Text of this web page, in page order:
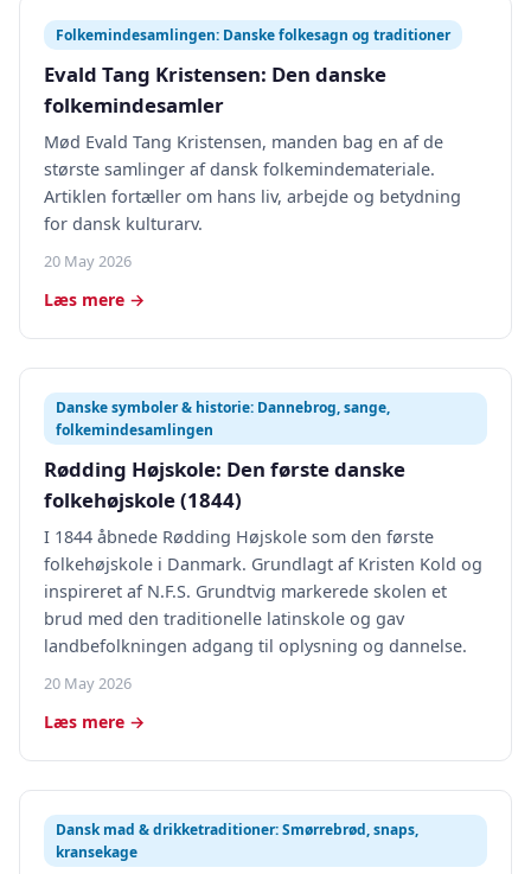
Folkemindesamlingen: Danske folkesagn og traditioner
Evald Tang Kristensen: Den danske
folkemindesamler
Mød Evald Tang Kristensen, manden bag en af de
største samlinger af dansk folkemindemateriale.
Artiklen fortæller om hans liv, arbejde og betydning
for dansk kulturarv.
20 May 2026
Læs mere →
Danske symboler & historie: Dannebrog, sange,
folkemindesamlingen
Rødding Højskole: Den første danske
folkehøjskole (1844)
I 1844 åbnede Rødding Højskole som den første
folkehøjskole i Danmark. Grundlagt af Kristen Kold og
inspireret af N.F.S. Grundtvig markerede skolen et
brud med den traditionelle latinskole og gav
landbefolkningen adgang til oplysning og dannelse.
20 May 2026
Læs mere →
Dansk mad & drikketraditioner: Smørrebrød, snaps,
kransekage